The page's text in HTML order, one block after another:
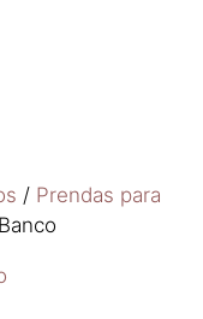
/ Prendas para